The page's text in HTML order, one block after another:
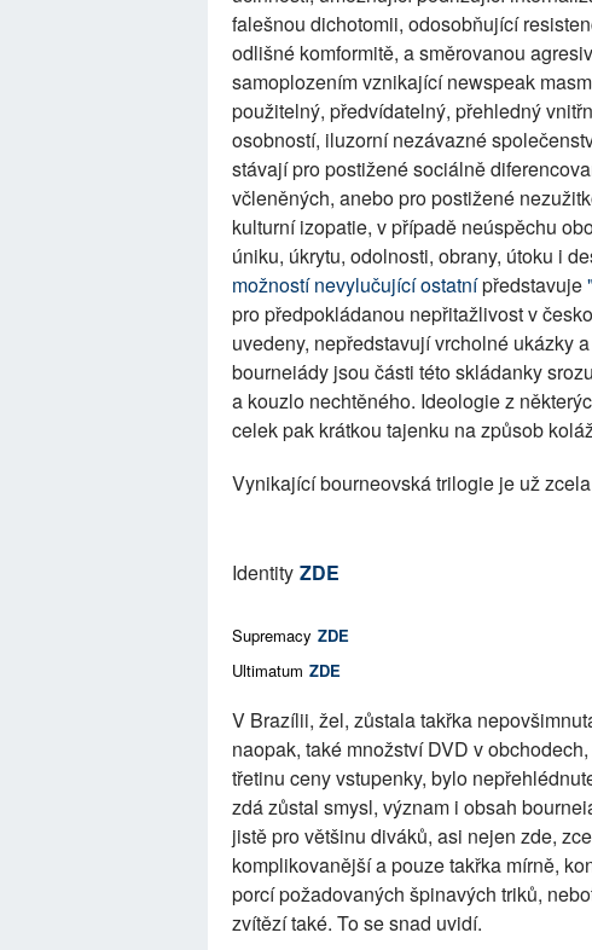
falešnou dichotomii, odosobňující
odlišné komformitě, a směrovanou
samoplozením vznikající newspeak
použitelný, předvídatelný, přehledný
osobností, iluzorní nezávazné
stávají pro postižené sociálně
včleněných, anebo pro postižené
kulturní izopatie, v případě neúspěchu
úniku, úkrytu, odolnosti, obrany, útoku i
možností nevylučující ostatnípředstavuje
pro předpokládanou nepřitažlivost v
uvedeny, nepředstavují vrcholné ukázky
bourneiády jsou části této skládanky
a kouzlo nechtěného. Ideologie z
celek pak krátkou tajenku na způsob
Vynikající bourneovská trilogie je už
Identity ZDE
Supremacy ZDE
Ultimatum ZDE
V Brazílii, žel, zůstala takřka
naopak, také množství DVD v
třetinu ceny vstupenky, bylo
zdá zůstal smysl, význam i obsah
jistě pro většinu diváků, asi nejen zde,
komplikovanější a pouze takřka mírně,
porcí požadovaných špinavých triků,
zvítězí také. To se snad uvidí.